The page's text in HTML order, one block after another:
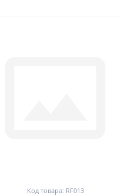
Код товара: RF013